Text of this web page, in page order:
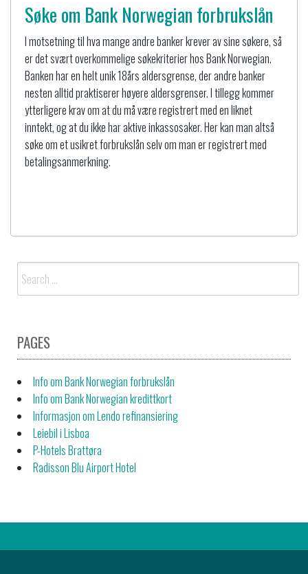
Søke om Bank Norwegian forbrukslån
I motsetning til hva mange andre banker krever av sine søkere, så
er det svært overkommelige søkekriterier hos Bank Norwegian.
Banken har en helt unik 18års aldersgrense, der andre banker
nesten alltid praktiserer høyere aldersgrenser. I tillegg kommer
ytterligere krav om at du må være registrert med en liknet
inntekt, og at du ikke har aktive inkassosaker. Her kan man altså
søke om et usikret forbrukslån selv om man er registrert med
betalingsanmerkning.
for:
PAGES
Info om Bank Norwegian forbrukslån
Info om Bank Norwegian kredittkort
Informasjon om Lendo refinansiering
Leiebil i Lisboa
P-Hotels Brattøra
Radisson Blu Airport Hotel